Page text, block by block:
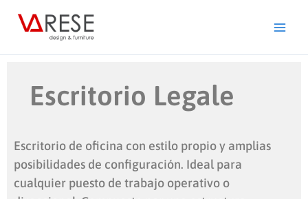
Escritorio Legale
Escritorio de oficina con estilo propio y amplias
posibilidades de configuración. Ideal para
cualquier puesto de trabajo operativo o